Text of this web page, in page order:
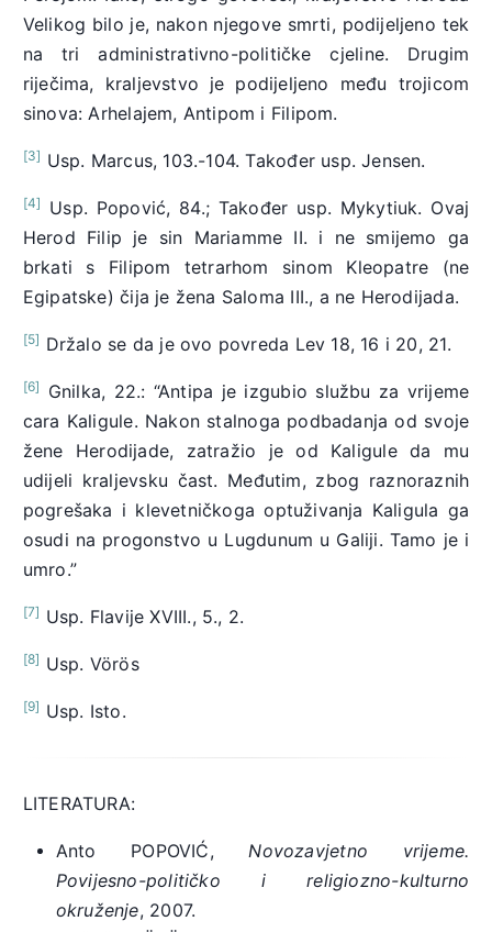
Velikog bilo je, nakon njegove smrti, podijeljeno tek
na tri administrativno-političke cjeline. Drugim
riječima, kraljevstvo je podijeljeno među trojicom
sinova: Arhelajem, Antipom i Filipom.
[3] Usp. Marcus, 103.-104. Također usp. Jensen.
[4]
Usp. Popović, 84.; Također usp. Mykytiuk. Ovaj
Herod Filip je sin Mariamme II. i ne smijemo ga
brkati s Filipom tetrarhom sinom Kleopatre (ne
Egipatske) čija je žena Saloma III., a ne Herodijada.
[5] Držalo se da je ovo povreda Lev 18, 16 i 20, 21.
[6]
Gnilka, 22.: “Antipa je izgubio službu za vrijeme
cara Kaligule. Nakon stalnoga podbadanja od svoje
žene Herodijade, zatražio je od Kaligule da mu
udijeli kraljevsku čast. Međutim, zbog raznoraznih
pogrešaka i klevetničkoga optuživanja Kaligula ga
osudi na progonstvo u Lugdunum u Galiji. Tamo je i
umro.”
[7] Usp. Flavije XVIII., 5., 2.
[8] Usp. Vörös
[9] Usp. Isto.
LITERATURA:
Anto POPOVIĆ,Novozavjetno vrijeme.
Povijesno-političko i religiozno-kulturno
okruženje, 2007.